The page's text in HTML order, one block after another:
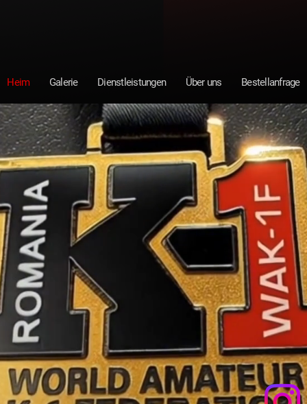
Heim Galerie Dienstleistungen Über uns Bestellanfrage